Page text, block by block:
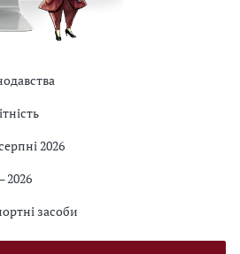
2026
2026
засоби